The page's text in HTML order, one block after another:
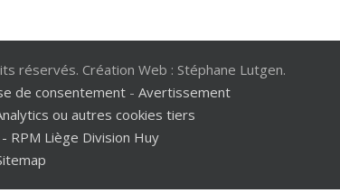
réservés. Création Web : Stéphane Lutgen.
de consentement - Avertissement
ou autres cookies tiers
RPM Liège Division Huy